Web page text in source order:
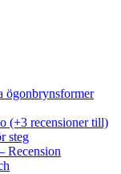
ögonbrynsformer
(+3 recensioner till)
steg
Recension